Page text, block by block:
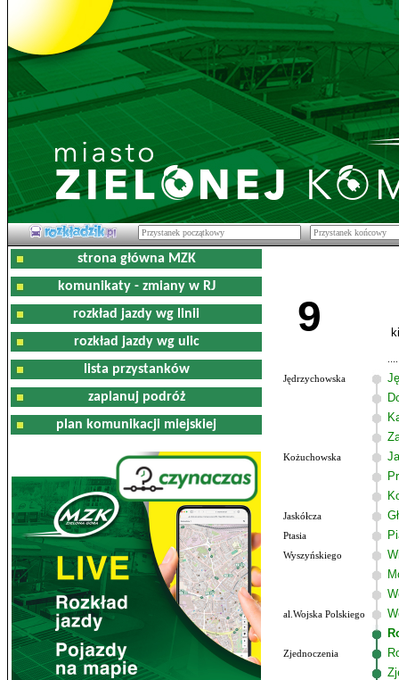
strona główna MZK
komunikaty - zmiany w RJ
rozkład jazdy wg linii
rozkład jazdy wg ulic
lista przystanków
zaplanuj podróż
plan komunikacji miejskiej
9
Jędrzychowska
Kożuchowska
Jaskółcza
Ptasia
Wyszyńskiego
al.Wojska Polskiego
Zjednoczenia